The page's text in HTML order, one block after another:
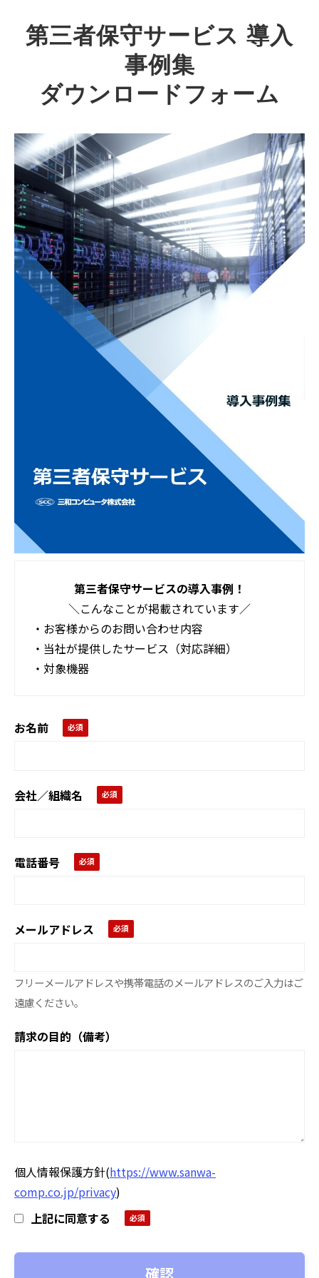
第三者保守サービス 導入
事例集
ダウンロードフォーム
第三者保守サービスの導入事例 ！
＼こんなことが掲載されています／
・お客様からのお問い合わせ内容
・当社が提供したサービス（対応詳細）
・対象機器
お名前
会社／組織名
電話番号
メールアドレス
フリーメールアドレスや携帯電話のメールアドレスのご入力はご
遠慮ください。
請求の目的（備考）
個人情報保護方針(https://www.sanwa-
comp.co.jp/privacy)
上記に同意する